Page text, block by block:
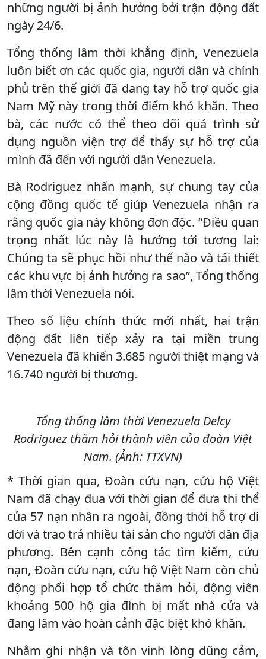
những người bị ảnh hưởng bởi trận động đất
ngày 24/6.
Tổng thống lâm thời khẳng định, Venezuela
luôn biết ơn các quốc gia, người dân và chính
phủ trên thế giới đã dang tay hỗ trợ quốc gia
Nam Mỹ này trong thời điểm khó khăn. Theo
bà, các nước có thể theo dõi quá trình sử
dụng nguồn viện trợ để thấy sự hỗ trợ của
mình đã đến với người dân Venezuela.
Bà Rodriguez nhấn mạnh, sự chung tay của
cộng đồng quốc tế giúp Venezuela nhận ra
rằng quốc gia này không đơn độc. “Điều quan
trọng nhất lúc này là hướng tới tương lai:
Chúng ta sẽ phục hồi như thế nào và tái thiết
các khu vực bị ảnh hưởng ra sao”, Tổng thống
lâm thời Venezuela nói.
Theo số liệu chính thức mới nhất, hai trận
động đất liên tiếp xảy ra tại miền trung
Venezuela đã khiến 3.685 người thiệt mạng và
16.740 người bị thương.
Tổng thống lâm thời Venezuela Delcy
Rodriguez thăm hỏi thành viên của đoàn Việt
Nam. (Ảnh: TTXVN)
* Thời gian qua, Đoàn cứu nạn, cứu hộ Việt
Nam đã chạy đua với thời gian để đưa thi thể
của 57 nạn nhân ra ngoài, đồng thời hỗ trợ di
dời và trao trả nhiều tài sản cho người dân địa
phương. Bên cạnh công tác tìm kiếm, cứu
nạn, Đoàn cứu nạn, cứu hộ Việt Nam còn chủ
động phối hợp tổ chức thăm hỏi, động viên
khoảng 500 hộ gia đình bị mất nhà cửa và
đang lâm vào hoàn cảnh đặc biệt khó khăn.
Nhằm ghi nhận và tôn vinh lòng dũng cảm,